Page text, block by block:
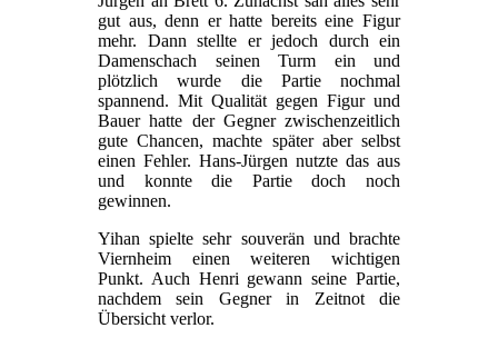
gut aus, denn er hatte bereits eine Figur
mehr. Dann stellte er jedoch durch ein
Damenschach seinen Turm ein und
plötzlich wurde die Partie nochmal
spannend. Mit Qualität gegen Figur und
Bauer hatte der Gegner zwischenzeitlich
gute Chancen, machte später aber selbst
einen Fehler. Hans-Jürgen nutzte das aus
und konnte die Partie doch noch
gewinnen.
Yihan spielte sehr souverän und brachte
Viernheim einen weiteren wichtigen
Punkt. Auch Henri gewann seine Partie,
nachdem sein Gegner in Zeitnot die
Übersicht verlor.